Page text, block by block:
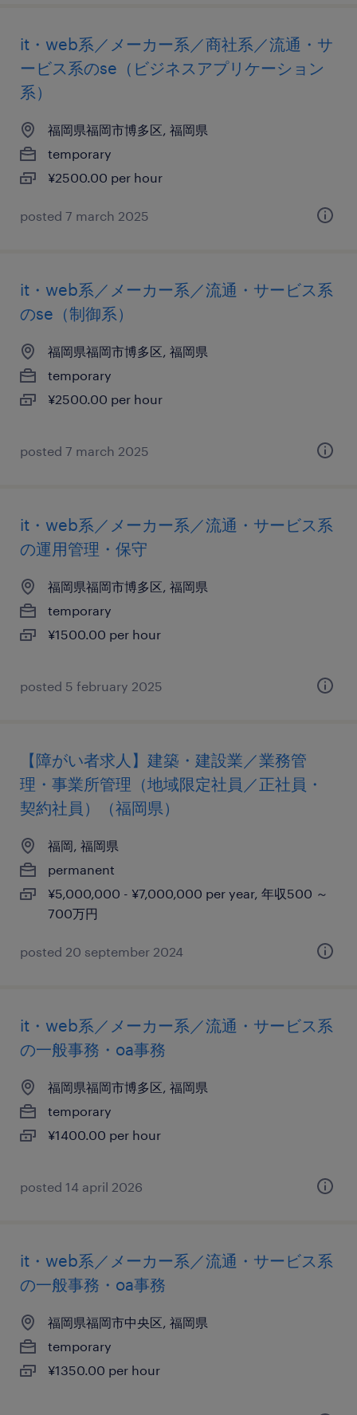
it・web系／メーカー系／商社系／流通・サ
ービス系のse（ビジネスアプリケーション
系）
福岡県福岡市博多区, 福岡県
temporary
¥2500.00 per hour
posted 7 march 2025
it・web系／メーカー系／流通・サービス系
のse（制御系）
福岡県福岡市博多区, 福岡県
temporary
¥2500.00 per hour
posted 7 march 2025
it・web系／メーカー系／流通・サービス系
の運用管理・保守
福岡県福岡市博多区, 福岡県
temporary
¥1500.00 per hour
posted 5 february 2025
【障がい者求人】建築・建設業／業務管
理・事業所管理（地域限定社員／正社員・
契約社員）（福岡県）
福岡, 福岡県
permanent
¥5,000,000 - ¥7,000,000 per year, 年収500 ～
700万円
posted 20 september 2024
it・web系／メーカー系／流通・サービス系
の一般事務・oa事務
福岡県福岡市博多区, 福岡県
temporary
¥1400.00 per hour
posted 14 april 2026
it・web系／メーカー系／流通・サービス系
の一般事務・oa事務
福岡県福岡市中央区, 福岡県
temporary
¥1350.00 per hour